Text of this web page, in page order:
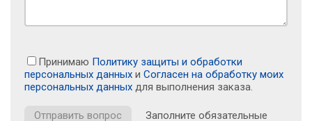
Принимаю Политику защиты и обработки
персональных данных и Согласен на обработку моих
персональных данных для выполнения заказа.
Заполните обязательные